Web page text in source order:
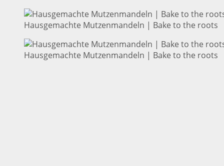
Hausgemachte Mutzenmandeln | Bake to the roots
Hausgemachte Mutzenmandeln | Bake to the roots